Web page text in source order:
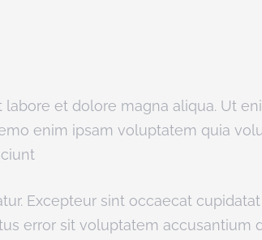
et dolore magna aliqua. Ut
enim ipsam voluptatem quia
Excepteur sint occaecat
error sit voluptatem accusantium